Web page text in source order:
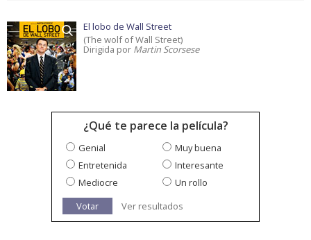
El lobo de Wall Street
(The wolf of Wall Street)
Dirigida por Martin Scorsese
¿Qué te parece la película?
Genial
Muy buena
Entretenida
Interesante
Mediocre
Un rollo
Votar
Ver resultados